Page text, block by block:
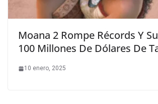
Moana 2 Rompe Récords Y
100 Millones De Dólares De
10 enero, 2025